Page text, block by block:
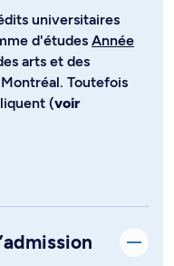
universitaires
d'études Année
arts et des
Toutefois
(voir